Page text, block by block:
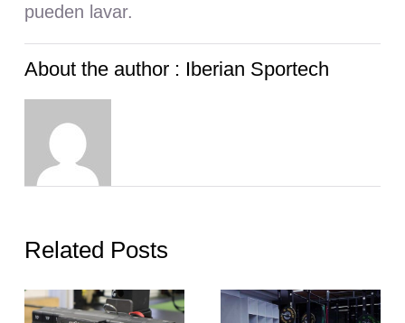
pueden lavar.
About the author : Iberian Sportech
Related Posts